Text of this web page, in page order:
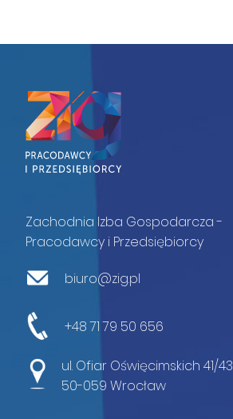
Zachodnia Izba Gospodarcza -
Pracodawcy i Przedsiębiorcy
biuro@zig.pl
+48 71 79 50 656
ul. Ofiar Oświęcimskich 41/43
50-059 Wrocław